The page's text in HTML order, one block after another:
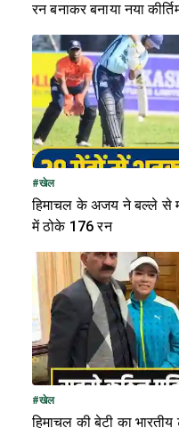
रन बनाकर बनाया नया
#खेल
हिमाचल के अजय ने बल्ले से
में ठोके 176 रन
#खेल
हिमाचल की बेटी का